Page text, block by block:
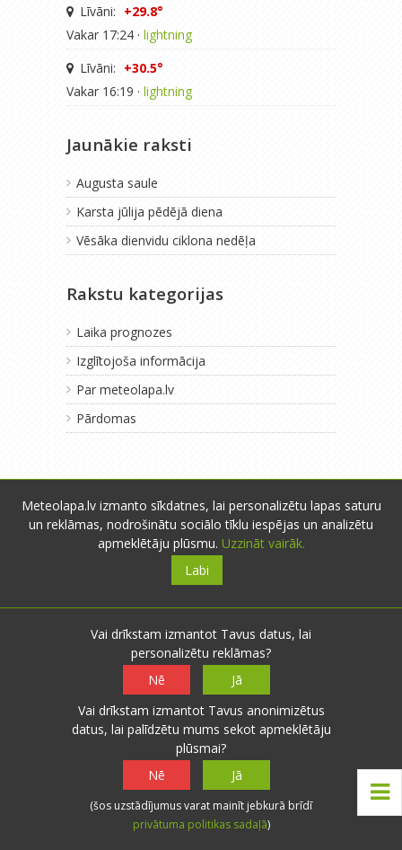
Līvāni: +29.8°
Vakar 17:24 · lightning
Līvāni: +30.5°
Vakar 16:19 · lightning
Jaunākie raksti
Augusta saule
Karsta jūlija pēdējā diena
Vēsāka dienvidu ciklona nedēļa
Rakstu kategorijas
Laika prognozes
Izglītojoša informācija
Par meteolapa.lv
Pārdomas
Par mums
meteolapa.lv izveidota 2010.gada augustā ar
Meteolapa.lv izmanto sīkdatnes, lai personalizētu lapas saturu
un reklāmas, nodrošinātu sociālo tīklu iespējas un analizētu
apmeklētāju plūsmu. Uzzināt vairāk.
Labi
Vai drīkstam izmantot Tavus datus, lai
personalizētu reklāmas?
Nē
Jā
Vai drīkstam izmantot Tavus anonimizētus
datus, lai palīdzētu mums sekot apmeklētāju
plūsmai?
Nē
Jā
(šos uzstādījumus varat mainīt jebkurā brīdī
privātuma politikas sadaļā)